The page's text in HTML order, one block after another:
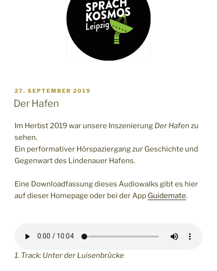
VERÖFFENTLICHT
AM
27. SEPTEMBER 2019
Der Hafen
Im Herbst 2019 war unsere Inszenierung Der Hafen zu
sehen.
Ein performativer Hörspaziergang zur Geschichte und
Gegenwart des Lindenauer Hafens.
Eine Downloadfassung dieses Audiowalks gibt es hier
auf dieser Homepage oder bei der App Guidemate.
1. Track: Unter der Luisenbrücke